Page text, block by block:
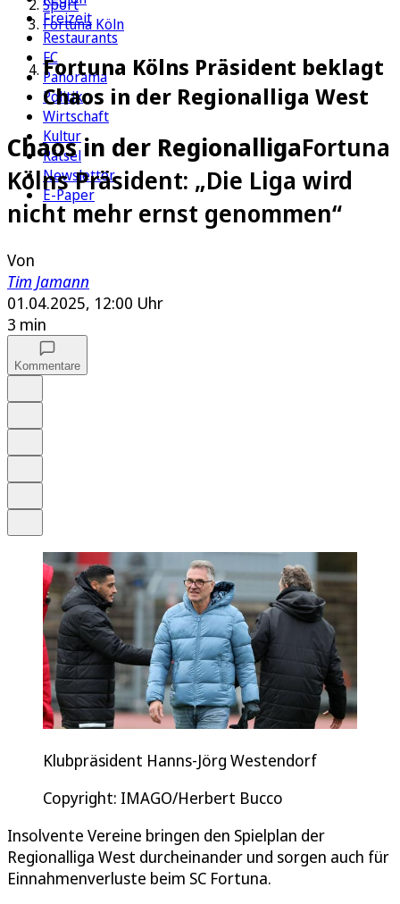
Freizeit
Restaurants
FC
Panorama
Politik
Wirtschaft
Kultur
Rätsel
Newsletter
E-Paper
Sport
Fortuna Köln
Fortuna Kölns Präsident beklagt
Chaos in der Regionalliga West
Chaos in der RegionalligaFortuna
Kölns Präsident: „Die Liga wird
nicht mehr ernst genommen“
Von
Tim Jamann
01.04.2025, 12:00 Uhr
3 min
Kommentare
Klubpräsident Hanns-Jörg Westendorf
Copyright: IMAGO/Herbert Bucco
Insolvente Vereine bringen den Spielplan der
Regionalliga West durcheinander und sorgen auch für
Einnahmenverluste beim SC Fortuna.